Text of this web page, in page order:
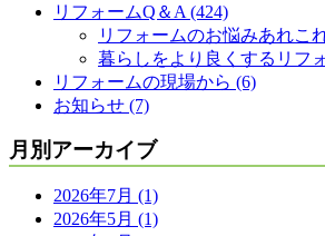
リフォームQ＆A (424)
リフォームのお悩みあれこ
暮らしをより良くするリフ
リフォームの現場から (6)
お知らせ (7)
月別アーカイブ
2026年7月 (1)
2026年5月 (1)